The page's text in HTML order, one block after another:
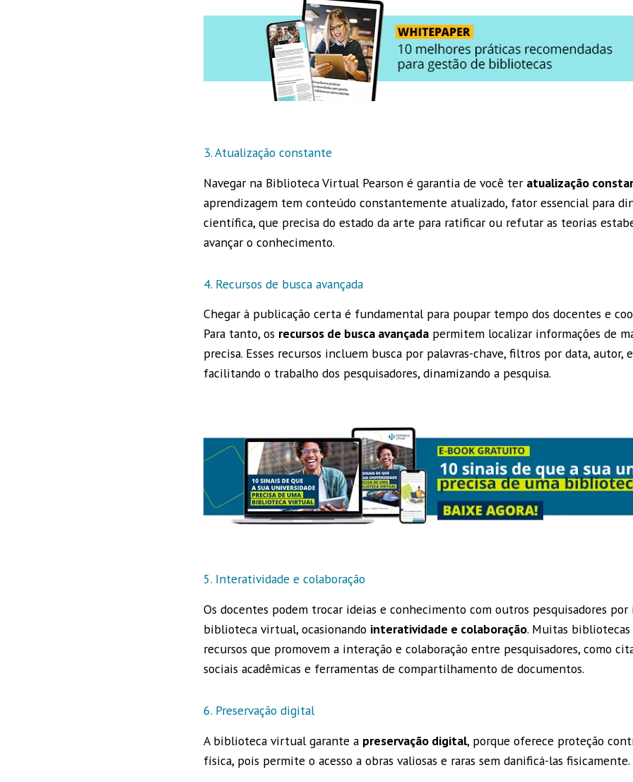
3. Atualização constante
Navegar na Biblioteca Virtual Pearson é garantia de você ter atualização
aprendizagem tem conteúdo constantemente atualizado, fator essencial para
científica, que precisa do estado da arte para ratificar ou refutar as teorias
avançar o conhecimento.
4. Recursos de busca avançada
Chegar à publicação certa é fundamental para poupar tempo dos docentes e
Para tanto, os recursos de busca avançada permitem localizar informações de
precisa. Esses recursos incluem busca por palavras-chave, filtros por data, autor,
facilitando o trabalho dos pesquisadores, dinamizando a pesquisa.
5. Interatividade e colaboração
Os docentes podem trocar ideias e conhecimento com outros pesquisadores
biblioteca virtual, ocasionando interatividade e colaboração. Muitas
recursos que promovem a interação e colaboração entre pesquisadores, como
sociais acadêmicas e ferramentas de compartilhamento de documentos.
6. Preservação digital
A biblioteca virtual garante a preservação digital, porque oferece proteção
física, pois permite o acesso a obras valiosas e raras sem danificá-las fisicamente.